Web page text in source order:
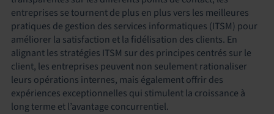
entreprises se tournent de plus en plus vers les meilleures
pratiques de gestion des services informatiques (ITSM) pour
améliorer la satisfaction et la fidélisation des clients. En
alignant les stratégies ITSM sur des principes centrés sur le
client, les entreprises peuvent non seulement rationaliser
leurs opérations internes, mais également offrir des
expériences exceptionnelles qui stimulent la croissance à
long terme et l’avantage concurrentiel.